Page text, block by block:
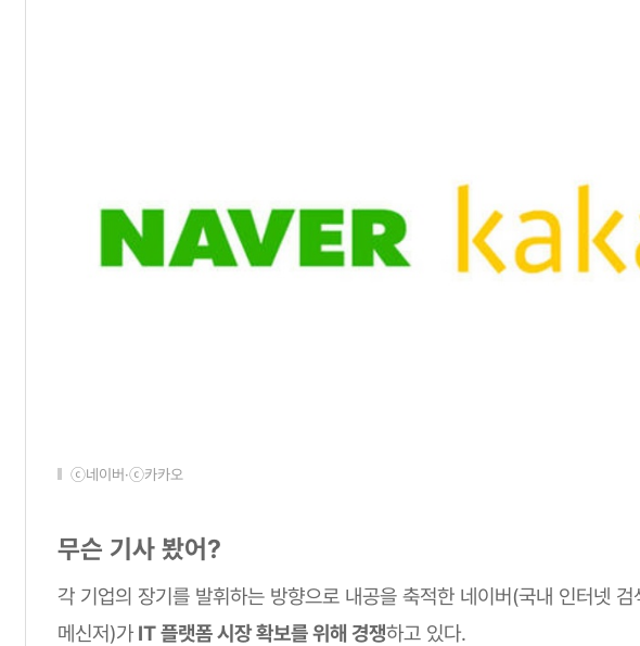
ⓒ네이버·ⓒ카카오
무슨 기사 봤어?
각 기업의 장기를 발휘하는 방향으로 내공을 축적한 네이버(국내 인터넷
메신저)가 IT 플랫폼 시장 확보를 위해 경쟁하고 있다.